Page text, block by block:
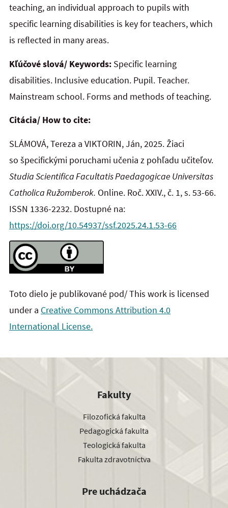
teaching, an individual approach to pupils with
specific learning disabilities is key for teachers, which
is reflected in many areas.
Kľúčové slová/ Keywords: Specific learning
disabilities. Inclusive education. Pupil. Teacher.
Mainstream school. Forms and methods of teaching.
Citácia/ How to cite:
SLÁMOVÁ, Tereza a VIKTORIN, Ján, 2025. Žiaci
so špecifickými poruchami učenia z pohľadu učiteľov.
Studia Scientifica Facultatis Paedagogicae Universitas
Catholica Ružomberok. Online. Roč. XXIV., č. 1, s. 53-66.
ISSN 1336-2232. Dostupné na:
https://doi.org/10.54937/ssf.2025.24.1.53-66
Toto dielo je publikované pod/ This work is licensed
under a Creative Commons Attribution 4.0
International License.
Fakulty
Filozofická fakulta
Pedagogická fakulta
Teologická fakulta
Fakulta zdravotníctva
Pre uchádzača